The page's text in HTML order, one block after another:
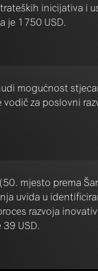
inicijativa i
je 1750 USD.
mogućnost
za poslovni
mjesto prema
uvida u
razvoja
USD.